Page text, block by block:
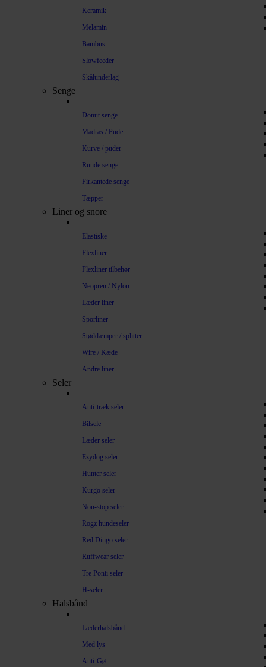
Keramik
Melamin
Bambus
Slowfeeder
Skålunderlag
Senge
Donut senge
Madras / Pude
Kurve / puder
Runde senge
Firkantede senge
Tæpper
Liner og snore
Elastiske
Flexliner
Flexliner tilbehør
Neopren / Nylon
Læder liner
Sporliner
Støddæmper / splitter
Wire / Kæde
Andre liner
Seler
Anti-træk seler
Bilsele
Læder seler
Ezydog seler
Hunter seler
Kurgo seler
Non-stop seler
Rogz hundeseler
Red Dingo seler
Ruffwear seler
Tre Ponti seler
H-seler
Halsbånd
Læderhalsbånd
Med lys
Anti-Gø